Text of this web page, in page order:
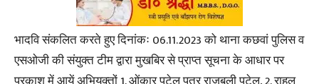
भादवि संकलित करते हुए दिनांकः 06.11.2023 को थाना कछवां पुलिस व
एसओजी की संयुक्त टीम द्वारा मुखबिर से प्राप्त सूचना के आधार पर